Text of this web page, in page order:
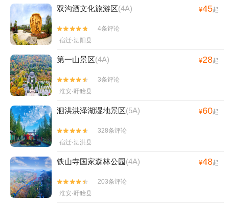
双沟酒文化旅游区(4A) ¥45起


4条评论
宿迁·泗阳县
第一山景区(4A) ¥28起


3条评论
淮安·盱眙县
泗洪洪泽湖湿地景区(5A) ¥60起


328条评论
宿迁·泗洪县
铁山寺国家森林公园(4A) ¥48起


203条评论
淮安·盱眙县